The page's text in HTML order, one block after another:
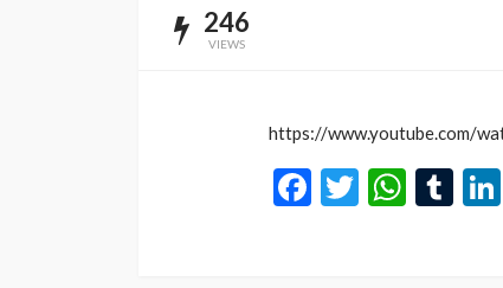
246
VIEWS
https://www.youtube.com/
Facebook
Twitter